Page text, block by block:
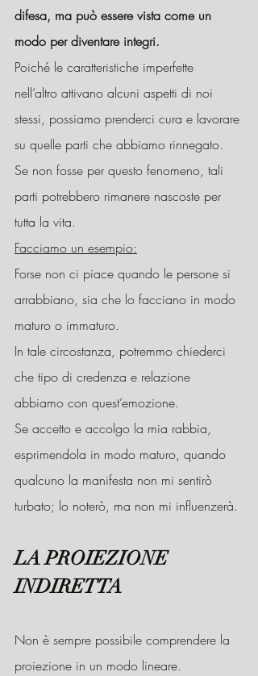
difesa, ma può essere vista come un
modo per diventare integri.
Poiché le caratteristiche imperfette
nell’altro attivano alcuni aspetti di noi
stessi, possiamo prenderci cura e lavorare
su quelle parti che abbiamo rinnegato.
Se non fosse per questo fenomeno, tali
parti potrebbero rimanere nascoste per
tutta la vita.
Facciamo un esempio:
Forse non ci piace quando le persone si
arrabbiano, sia che lo facciano in modo
maturo o immaturo.
In tale circostanza, potremmo chiederci
che tipo di credenza e relazione
abbiamo con quest’emozione.
Se accetto e accolgo la mia rabbia,
esprimendola in modo maturo, quando
qualcuno la manifesta non mi sentirò
turbato; lo noterò, ma non mi influenzerà.
LA PROIEZIONE
INDIRETTA
Non è sempre possibile comprendere la
proiezione in un modo lineare.